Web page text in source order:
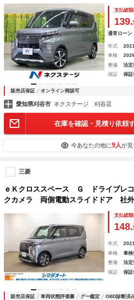
ｔｏｏｔｈ ＬＥＤヘッド シートヒ
プッシュスタート オートエアコン
支払総額
139.
通常ローン
年式
車検
整備
法定
保証
保
販売店保証 オンライン商談可
愛知県刈谷市 ネクステージ 刈谷店
在庫を確認・見積り依頼
今あなたの他に9人が
三菱
ｅＫクロススペース Ｇ ドライブレ
クカメラ 両側電動スライドドア
クリアランスソナー レーンアシスト
ム ＬＥＤヘッドランプ スマートキ
支払総額
148.
年式
車検
車検
整備
法定
保証
保
販売店保証 車両状態評価書 グー鑑定 OBD診断済